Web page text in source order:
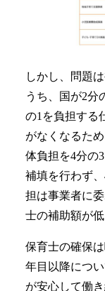
しかし、問題
うち、国が2分
の1を負担する
がなくなるた
体負担を4分の
補填を行わず
担は事業者に
士の補助額が
保育士の確保
年目以降につ
が安心して働